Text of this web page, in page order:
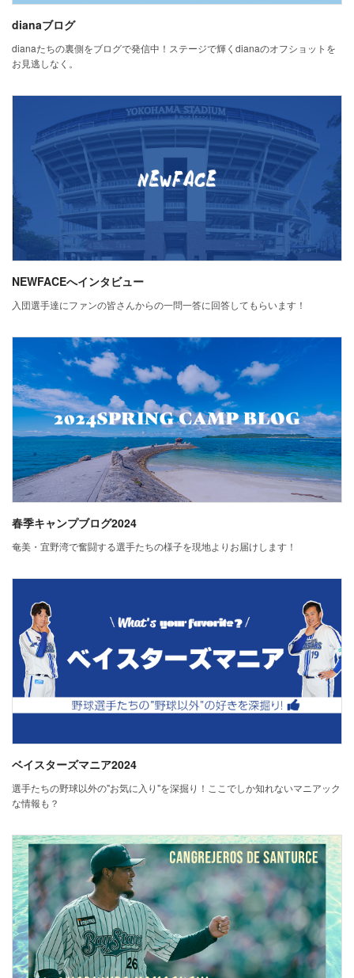
dianaブログ
dianaたちの裏側をブログで発信中！ステージで輝くdianaのオフショットを
お見逃しなく。
NEWFACEへインタビュー
入団選手達にファンの皆さんからの一問一答に回答してもらいます！
春季キャンプブログ2024
奄美・宜野湾で奮闘する選手たちの様子を現地よりお届けします！
ベイスターズマニア2024
選手たちの野球以外の"お気に入り"を深掘り！ここでしか知れないマニアック
な情報も？